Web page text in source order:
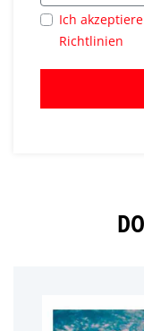
Ich
Richtlinien